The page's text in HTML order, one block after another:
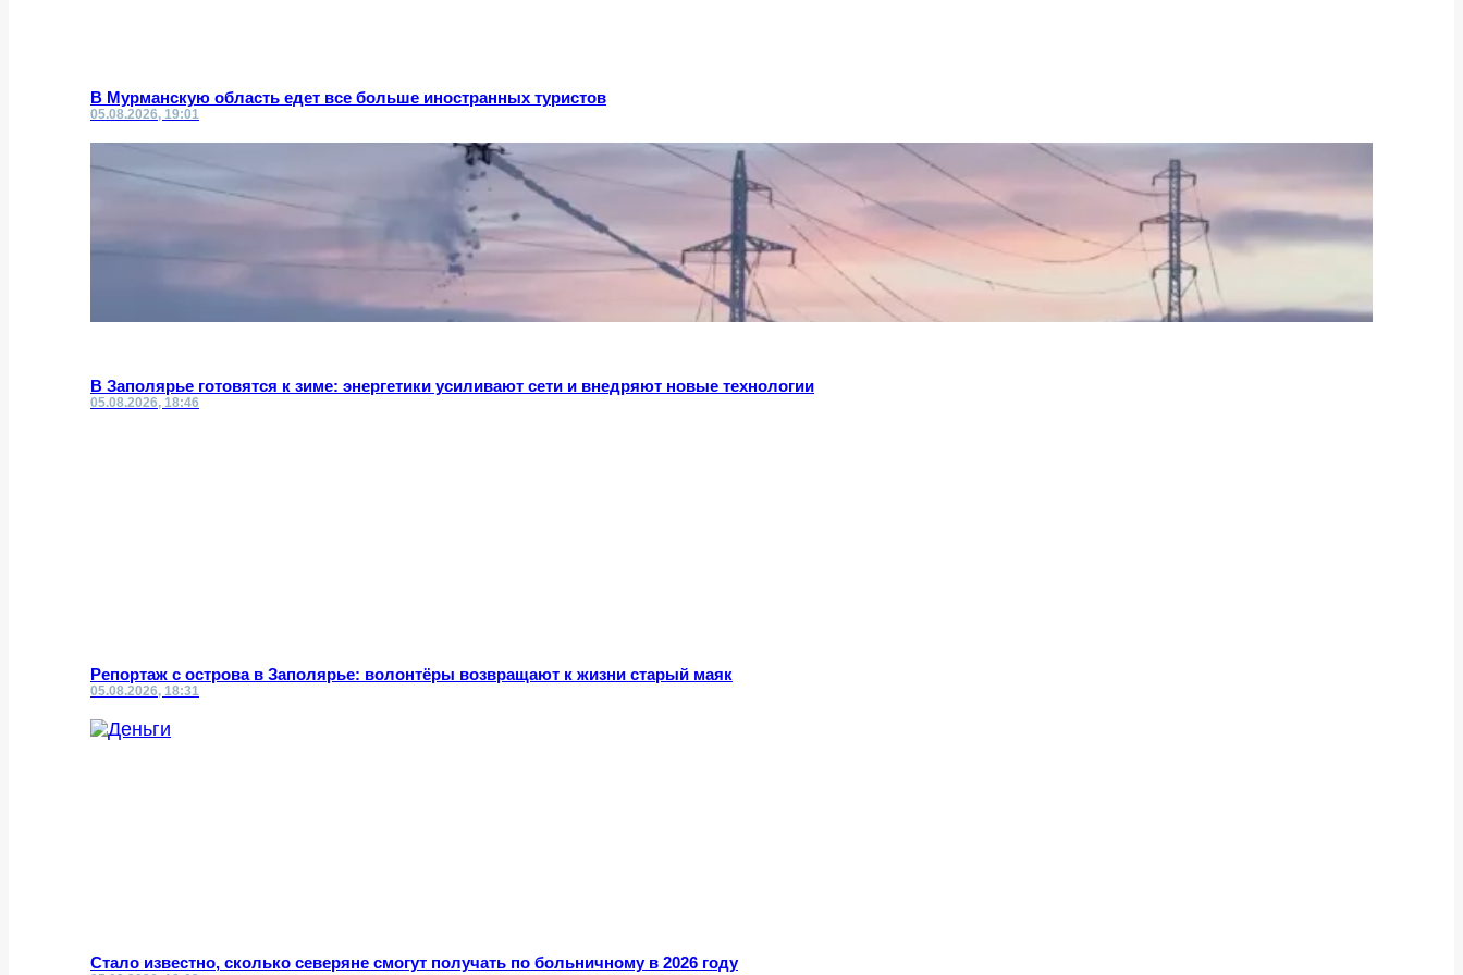
В Мурманскую область едет все больше иностранных туристов
05.08.2026, 19:01
В Заполярье готовятся к зиме: энергетики усиливают сети и внедряют новые технологии
05.08.2026, 18:46
Репортаж с острова в Заполярье: волонтёры возвращают к жизни старый маяк
05.08.2026, 18:31
Стало известно, сколько северяне смогут получать по больничному в 2026 году